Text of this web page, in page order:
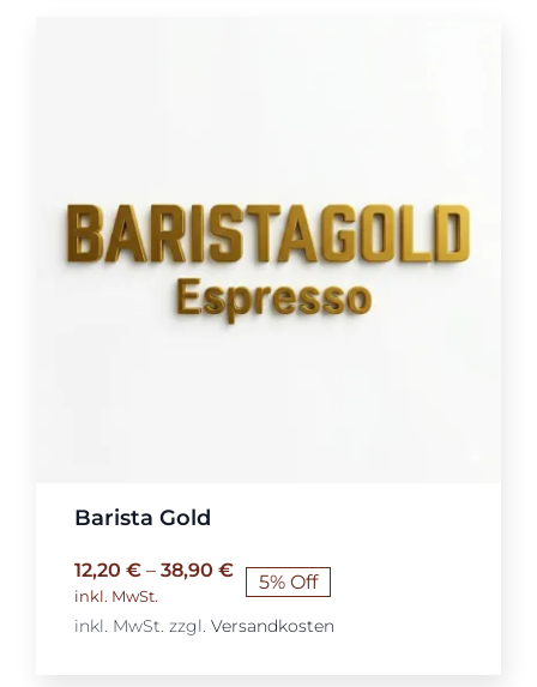
Barista Gold
12,20 €– 38,90 €
inkl. MwSt.
5% Off
inkl. MwSt. zzgl. Versandkosten